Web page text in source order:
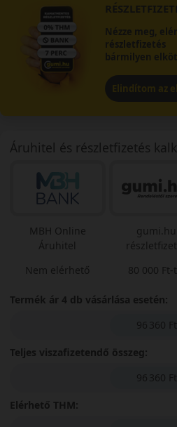
Nézze meg,
részletfizetés
bármilyen
Elindítom az
Áruhitel és részletfizetés
MBH Online
Áruhitel
Nem elérhető
gumi.hu
80 000 Ft-
Termék ár 4 db vásárlása esetén:
96 360 Ft
Teljes viszafizetendő összeg:
96 360 Ft
Elérhető THM: